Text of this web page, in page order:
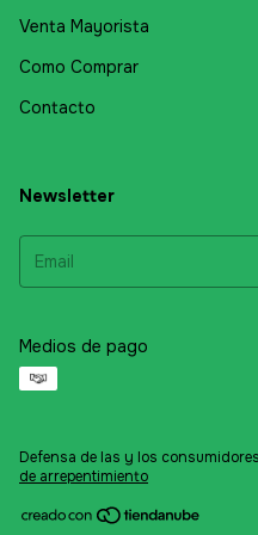
Venta Mayorista
Como Comprar
Contacto
Newsletter
Medios de pago
Defensa de las y los
de arrepentimiento